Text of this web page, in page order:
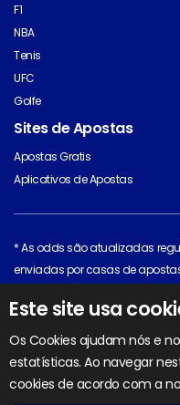
Este site usa
Os Cookies ajudam nós e
estatísticas. Ao navegar
cookies de acordo com a
F1
NBA
Tenis
UFC
Golfe
Sites de Apostas
Apostas Gratis
Aplicativos de Apostas
* As odds são atualizadas
enviadas por casas de
recentes.
Todo o material original está
BettingOdds.com. Outros
de seus respectivos